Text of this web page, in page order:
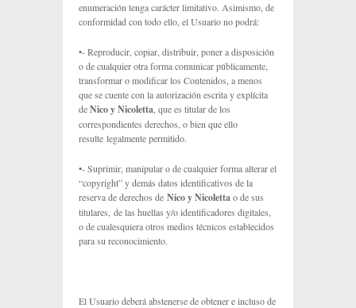
enumeración tenga carácter limitativo. Asimismo, de
conformidad con todo ello, el Usuario no podrá:
•- Reproducir, copiar, distribuir, poner a disposición
o de cualquier otra forma comunicar públicamente,
transformar o modificar los Contenidos, a menos
que se cuente con la autorización escrita y explícita
deNico y Nicoletta , que es titular de los
correspondientes derechos, o bien que ello
resulte legalmente permitido.
•- Suprimir, manipular o de cualquier forma alterar el
“copyright” y demás datos identificativos de la
reserva de derechos de Nico y Nicolettao de sus
titulares, de las huellas y/o identificadores digitales,
o de cualesquiera otros medios técnicos establecidos
para su reconocimiento.
El Usuario deberá abstenerse de obtener e incluso de